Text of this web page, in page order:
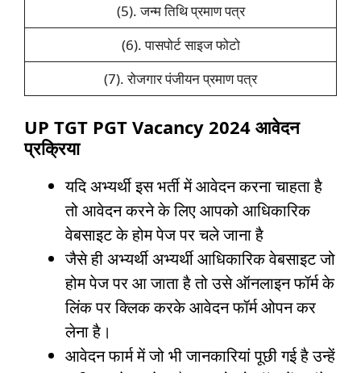
(5). जन्म तिथि प्रमाण पत्र
(6). पासपोर्ट साइज फोटो
(7). रोजगार पंजीयन प्रमाण पत्र
UP TGT PGT Vacancy 2024 आवेदन
प्रक्रिया
यदि अभ्यर्थी इस भर्ती में आवेदन करना चाहता है
तो आवेदन करने के लिए आपको आधिकारिक
वेबसाइट के होम पेज पर चले जाना है
जैसे ही अभ्यर्थी अभ्यर्थी आधिकारिक वेबसाइट जो
होम पेज पर आ जाता है तो उसे ऑनलाइन फॉर्म के
लिंक पर क्लिक करके आवेदन फॉर्म ओपन कर
लेना है।
आवेदन फार्म में जो भी जानकारियां पूछी गई है उन्हें